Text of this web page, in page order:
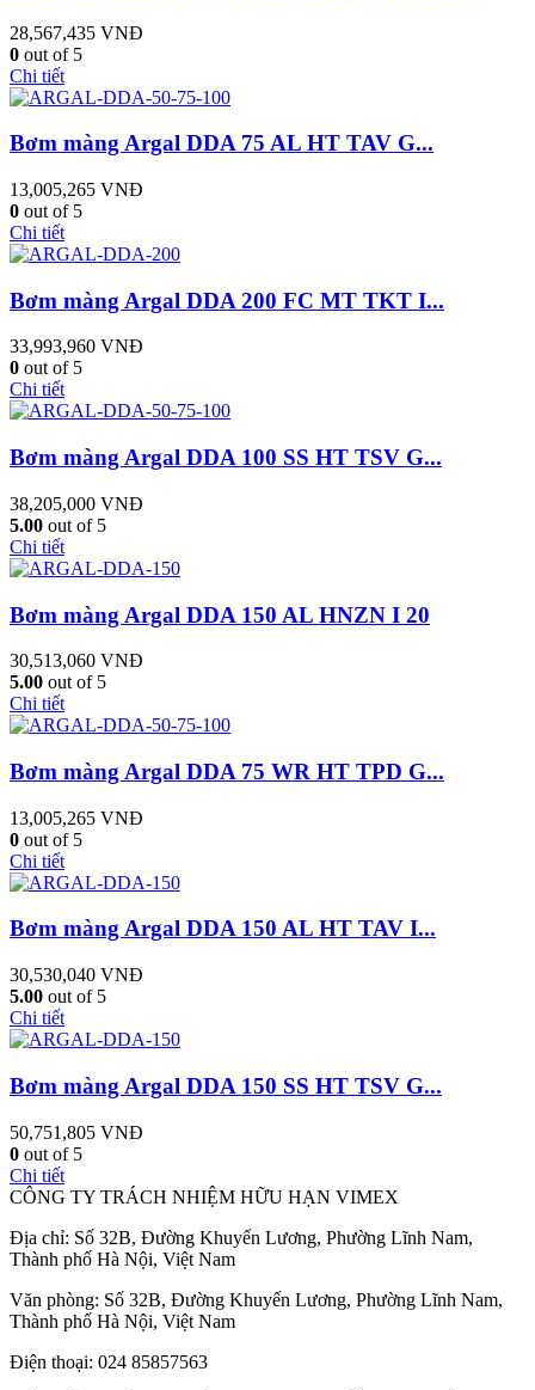
28,567,435 VNĐ
0 out of 5
Chi tiết
Bơm màng Argal DDA 75 AL HT TAV G...
13,005,265 VNĐ
0 out of 5
Chi tiết
Bơm màng Argal DDA 200 FC MT TKT I...
33,993,960 VNĐ
0 out of 5
Chi tiết
Bơm màng Argal DDA 100 SS HT TSV G...
38,205,000 VNĐ
5.00 out of 5
Chi tiết
Bơm màng Argal DDA 150 AL HNZN I 20
30,513,060 VNĐ
5.00 out of 5
Chi tiết
Bơm màng Argal DDA 75 WR HT TPD G...
13,005,265 VNĐ
0 out of 5
Chi tiết
Bơm màng Argal DDA 150 AL HT TAV I...
30,530,040 VNĐ
5.00 out of 5
Chi tiết
Bơm màng Argal DDA 150 SS HT TSV G...
50,751,805 VNĐ
0 out of 5
Chi tiết
CÔNG TY TRÁCH NHIỆM HỮU HẠN VIMEX
Địa chỉ: Số 32B, Đường Khuyến Lương, Phường Lĩnh Nam,
Thành phố Hà Nội, Việt Nam
Văn phòng: Số 32B, Đường Khuyến Lương, Phường Lĩnh Nam,
Thành phố Hà Nội, Việt Nam
Điện thoại: 024 85857563